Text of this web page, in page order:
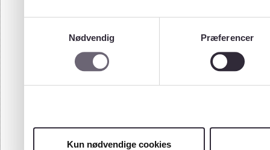
Nødvendig
Præferencer
Kun nødvendige cookies